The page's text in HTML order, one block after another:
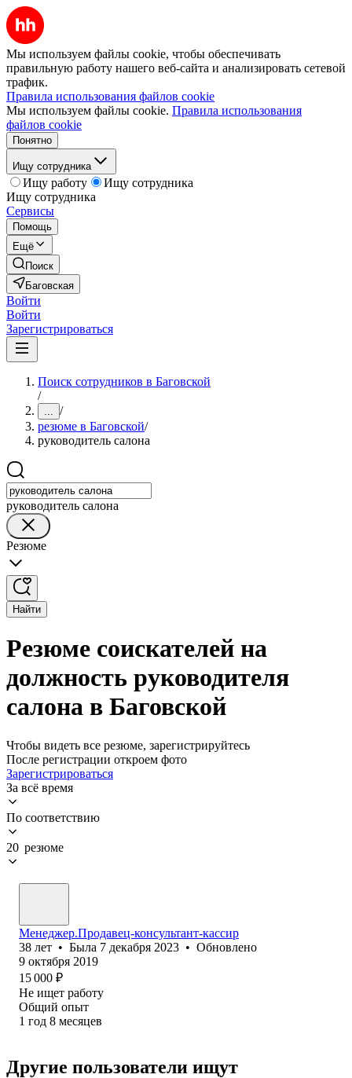
Мы используем файлы cookie, чтобы обеспечивать
правильную работу нашего веб-сайта и анализировать сетевой
трафик.
Правила использования файлов cookie
Мы используем файлы cookie. Правила использования
файлов cookie
Понятно
Ищу сотрудника
Ищу работу
Ищу сотрудника
Ищу сотрудника
Сервисы
Помощь
Ещё
Поиск
Баговская
Войти
Войти
Зарегистрироваться
Поиск сотрудников в Баговской
/
... /
резюме в Баговской/
руководитель салона
руководитель салона
Резюме
Найти
Резюме соискателей на
должность руководителя
салона в Баговской
Чтобы видеть все резюме, зарегистрируйтесь
После регистрации откроем фото
Зарегистрироваться
За всё время
По соответствию
20 резюме
Менеджер.Продавец-консультант-кассир
38 лет • Была 7 декабря 2023 • Обновлено
9 октября 2019
15 000 ₽
Не ищет работу
Общий опыт
1 год 8 месяцев
Другие пользователи ищут